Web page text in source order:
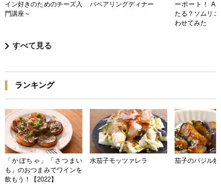
イン好きのためのチーズ入
門講座～
バペアリングディナー
ーポート！ AI
たる？ソムリ
わせてみた
すべて見る
ランキング
「かぼちゃ」「さつまい
も」のおつまみでワインを
飲もう！【2022】
水茄子モッツァレラ 茄子のバジル炒